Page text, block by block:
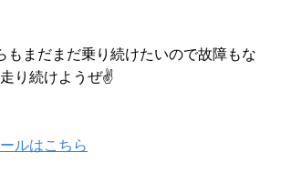
もまだまだ乗り続けたいので故障もな
り続けようぜ✌️
ルはこちら